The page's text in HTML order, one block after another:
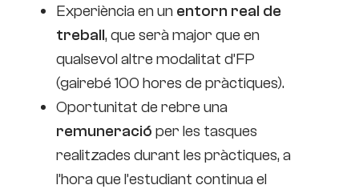
Experiència en un entorn real de
treball, que serà major que en
qualsevol altre modalitat d’FP
(gairebé 100 hores de pràctiques).
Oportunitat de rebre una
remuneració per les tasques
realitzades durant les pràctiques, a
l’hora que l’estudiant continua el